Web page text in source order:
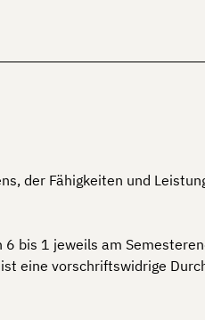
der Fähigkeiten und
bis 1 jeweils am
eine vorschriftswidrige